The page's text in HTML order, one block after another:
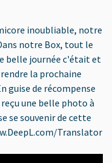
inoubliable, notre
notre Box, tout le
belle journée c'était et
la prochaine
guise de récompense
une belle photo à
se souvenir de cette
Translator